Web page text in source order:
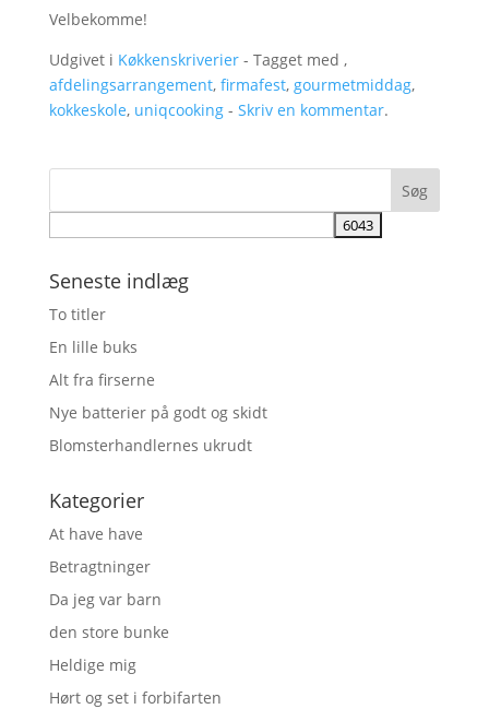
Velbekomme!
Udgivet i Køkkenskriverier- Tagget med ,
afdelingsarrangement, firmafest, gourmetmiddag,
kokkeskole, uniqcooking- Skriv en kommentar.
Seneste indlæg
To titler
En lille buks
Alt fra firserne
Nye batterier på godt og skidt
Blomsterhandlernes ukrudt
Kategorier
At have have
Betragtninger
Da jeg var barn
den store bunke
Heldige mig
Hørt og set i forbifarten